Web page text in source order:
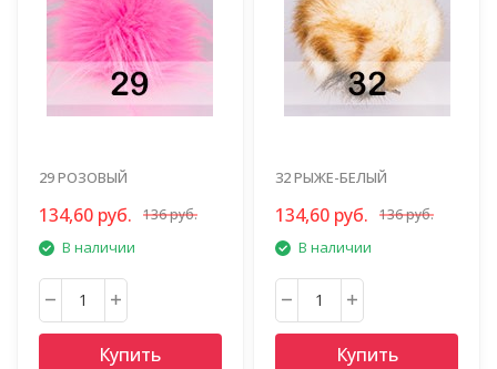
29 РОЗОВЫЙ
134,60 руб. 136 руб.
В наличии
Купить
32 РЫЖЕ-БЕЛЫЙ
134,60 руб. 136 руб.
В наличии
Купить